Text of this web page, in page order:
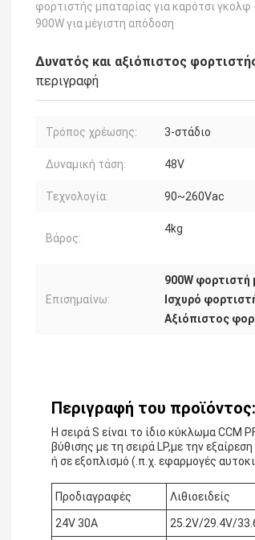
φορτιστής μπαταρίας για καρότσι γκολφ
900W για μέγιστη απόδοση
Δυνατός και αξιόπιστος
περιγραφή
Τρόπος χρέωσης: 3-στάδιο
Δυναμική τάση: 48V
Τεχνολογία: 90~260Vac
Βάρος:
4kg
Επισημαίνω:
900W φορτιστή
Ισχυρό
Αξιόπιστος
Περιγραφή του προϊόντος:
Η σειρά S είναι το ίδιο κύκλωμα CCM
βύθισης με τη σειρά LP,με την
ή σε εξοπλισμό (.π.χ. εφαρμογές
Προδιαγραφές Λιθιοειδείς
24V 30A 25.2V/29.4V/